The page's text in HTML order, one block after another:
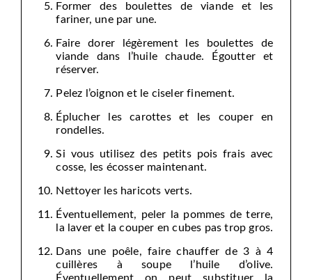
Former des boulettes de viande et les
fariner, une par une.
Faire dorer légèrement les boulettes de
viande dans l’huile chaude. Égoutter et
réserver.
Pelez l’oignon et le ciseler finement.
Éplucher les carottes et les couper en
rondelles.
Si vous utilisez des petits pois frais avec
cosse, les écosser maintenant.
Nettoyer les haricots verts.
Éventuellement, peler la pommes de terre,
la laver et la couper en cubes pas trop gros.
Dans une poêle, faire chauffer de 3 à 4
cuillères à soupe l’huile d’olive.